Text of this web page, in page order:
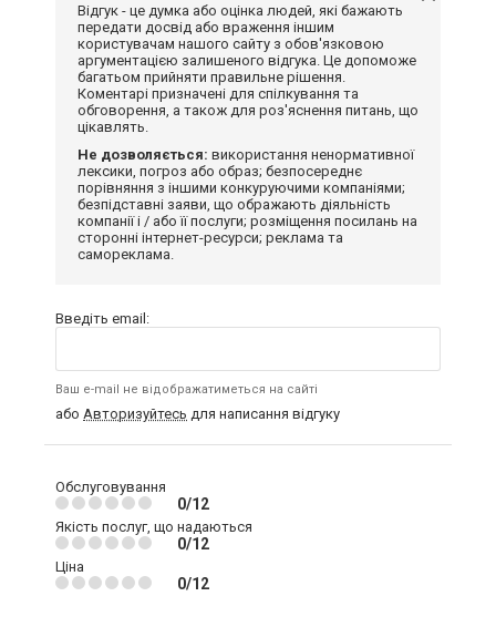
Відгук - це думка або оцінка людей, які бажають
передати досвід або враження іншим
користувачам нашого сайту з обов'язковою
аргументацією залишеного відгука. Це допоможе
багатьом прийняти правильне рішення.
Коментарі призначені для спілкування та
обговорення, а також для роз'яснення питань, що
цікавлять.
Не дозволяється: використання ненормативної
лексики, погроз або образ; безпосереднє
порівняння з іншими конкуруючими компаніями;
безпідставні заяви, що ображають діяльність
компанії і / або її послуги; розміщення посилань на
сторонні інтернет-ресурси; реклама та
самореклама.
Введіть email:
Ваш e-mail не відображатиметься на сайті
або Авторизуйтесь для написання відгуку
Обслуговування
0/12
Якість послуг, що надаються
0/12
Ціна
0/12